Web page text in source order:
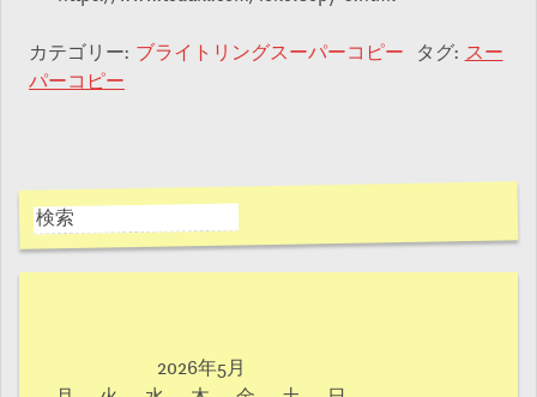
カテゴリー: ブライトリングスーパーコピー タグ: スー
パーコピー
2026年5月